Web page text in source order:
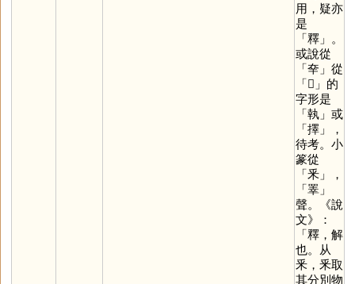
用，疑亦
是
「釋」。
或說從
「㚔 」從
「𠬞 」的
字形是
「執」或
「擇」，
待考。小
篆從
「釆」，
「睪」
聲。《說
文》：
「釋，解
也。从
釆，釆取
其分別物